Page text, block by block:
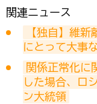
関連ニュース
【独自】維
にとって大事
関係正常化に
した場合、ロ
ン大統領